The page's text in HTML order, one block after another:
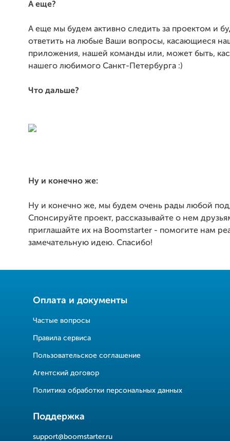
А еще?
А еще мы будем активно следить за проектом и
ответить на любые Ваши вопросы, касающиеся
приложения, нашей команды или, может быть,
нашего любимого Санкт-Петербурга :)
Что дальше?
Ну и конечно же:
Ну и конечно же, мы будем очень рады любой
Спонсируйте проект, рассказывайте о нем
приглашайте их на Boomstarter - помогите нам
замечательную идею. Спасибо!
Оплата и документы
Частые вопросы
Правила сервиса
Пользовательское соглашение
Агентский договор
Политика обработки персональных данных
Поддержка
support@boomstarter.ru